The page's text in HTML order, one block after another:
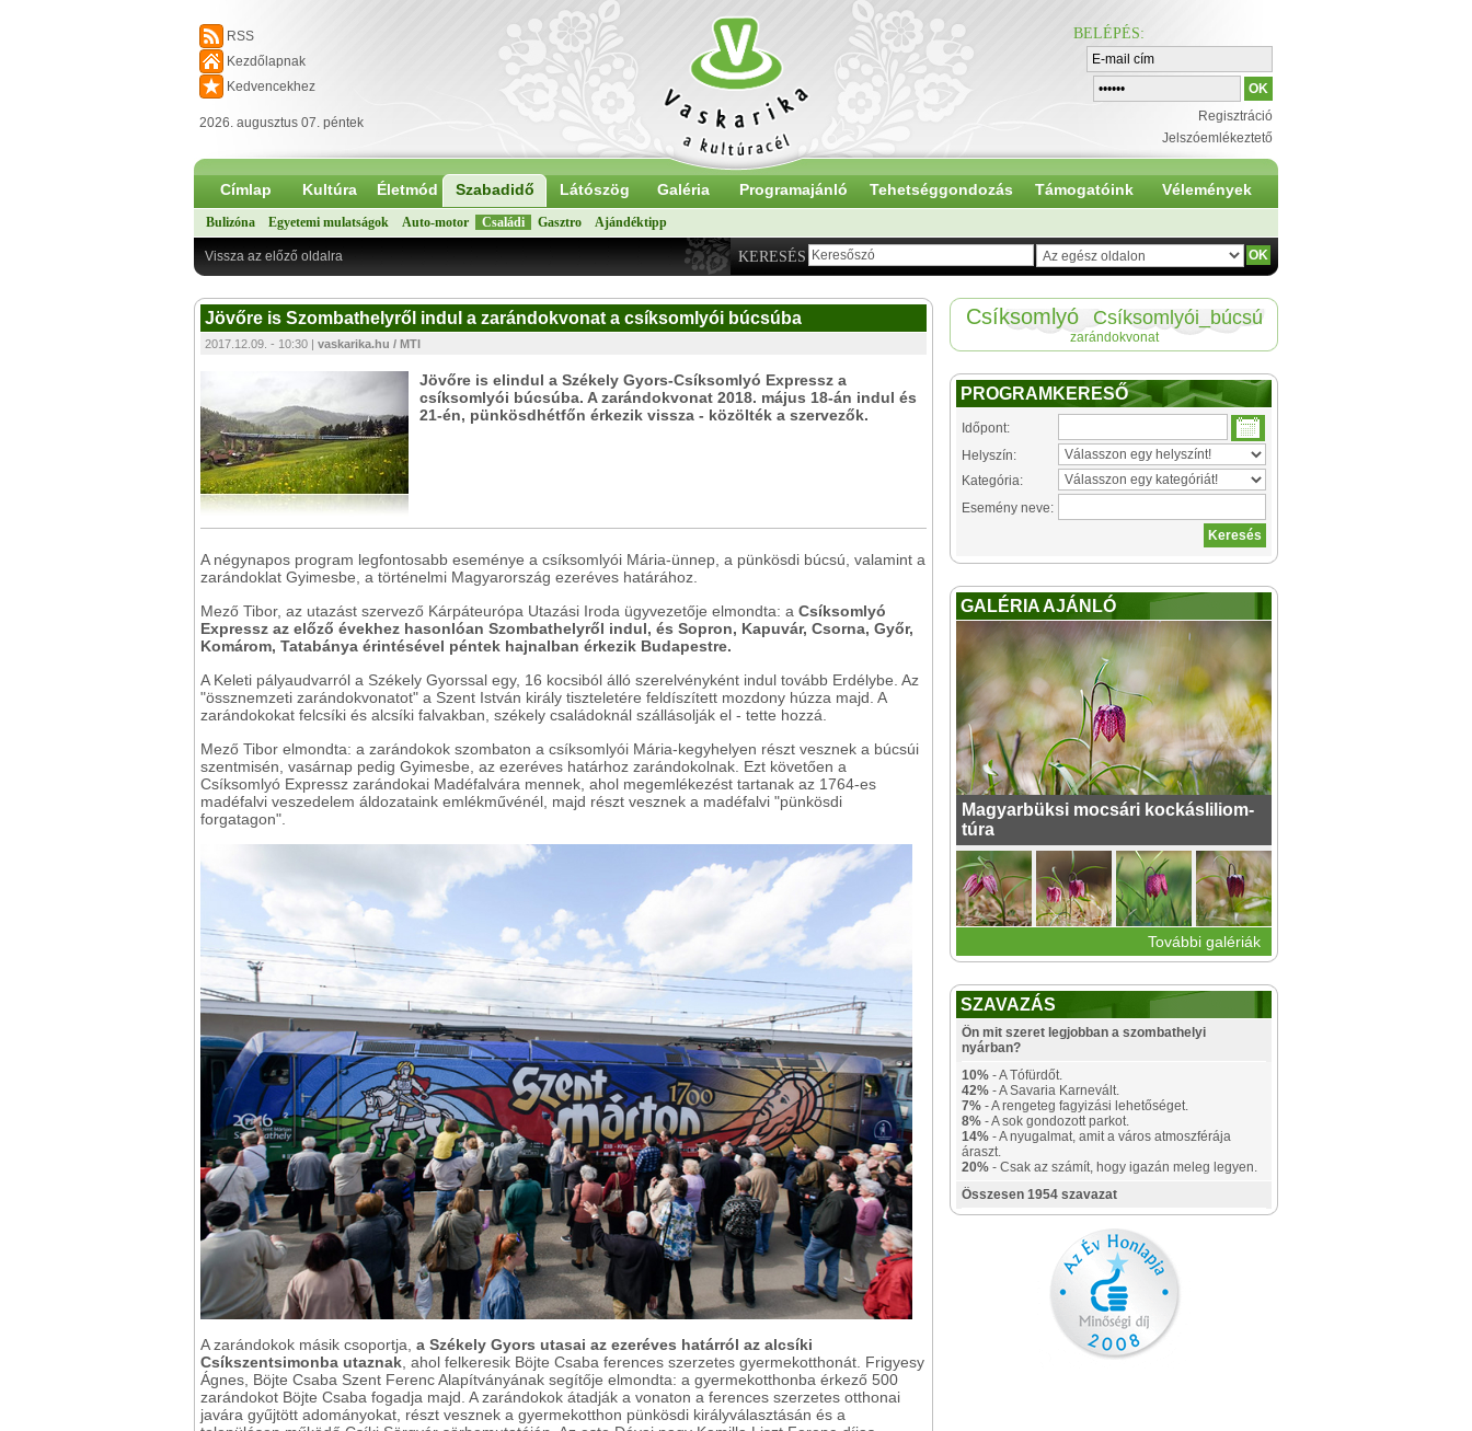
RSS
Kezdőlapnak
Kedvencekhez
2026. augusztus 07. péntek
BELÉPÉS:
Regisztráció
Jelszóemlékeztető
Címlap Kultúra Életmód Szabadidő Látószög Galéria Programajánló Tehetséggondozás Támogatóink Vélemények
Bulizóna Egyetemi mulatságok Auto-motor Családi Gasztro Ajándéktipp
KERESÉS
Vissza az előző oldalra
Jövőre is Szombathelyről indul a zarándokvonat a csíksomlyói búcsúba
2017.12.09. - 10:30 | vaskarika.hu / MTI
Jövőre is elindul a Székely Gyors-Csíksomlyó Expressz a
csíksomlyói búcsúba. A zarándokvonat 2018. május 18-án indul és
21-én, pünkösdhétfőn érkezik vissza - közölték a szervezők.
A négynapos program legfontosabb eseménye a csíksomlyói Mária-ünnep, a pünkösdi búcsú, valamint a
zarándoklat Gyimesbe, a történelmi Magyarország ezeréves határához.
Mező Tibor, az utazást szervező Kárpáteurópa Utazási Iroda ügyvezetője elmondta: a Csíksomlyó
Expressz az előző évekhez hasonlóan Szombathelyről indul, és Sopron, Kapuvár, Csorna, Győr,
Komárom, Tatabánya érintésével péntek hajnalban érkezik Budapestre.
A Keleti pályaudvarról a Székely Gyorssal egy, 16 kocsiból álló szerelvényként indul tovább Erdélybe. Az
"össznemzeti zarándokvonatot" a Szent István király tiszteletére feldíszített mozdony húzza majd. A
zarándokokat felcsíki és alcsíki falvakban, székely családoknál szállásolják el - tette hozzá.
Mező Tibor elmondta: a zarándokok szombaton a csíksomlyói Mária-kegyhelyen részt vesznek a búcsúi
szentmisén, vasárnap pedig Gyimesbe, az ezeréves határhoz zarándokolnak. Ezt követően a
Csíksomlyó Expressz zarándokai Madéfalvára mennek, ahol megemlékezést tartanak az 1764-es
madéfalvi veszedelem áldozataink emlékművénél, majd részt vesznek a madéfalvi "pünkösdi
forgatagon".
A zarándokok másik csoportja, a Székely Gyors utasai az ezeréves határról az alcsíki
Csíkszentsimonba utaznak , ahol felkeresik Böjte Csaba ferences szerzetes gyermekotthonát. Frigyesy
Ágnes, Böjte Csaba Szent Ferenc Alapítványának segítője elmondta: a gyermekotthonba érkező 500
zarándokot Böjte Csaba fogadja majd. A zarándokok átadják a vonaton a ferences szerzetes otthonai
javára gyűjtött adományokat, részt vesznek a gyermekotthon pünkösdi királyválasztásán és a
Csíksomlyó Csíksomlyói_búcsú
zarándokvonat
PROGRAMKERESŐ
Időpont:
Helyszín:
Kategória:
Esemény neve:
GALÉRIA AJÁNLÓ
Magyarbüksi mocsári kockásliliom-
túra
További galériák
SZAVAZÁS
Ön mit szeret legjobban a szombathelyi
nyárban?
10% - A Tófürdőt.
42% - A Savaria Karnevált.
7% - A rengeteg fagyizási lehetőséget.
8% - A sok gondozott parkot.
14% - A nyugalmat, amit a város atmoszférája
áraszt.
20% - Csak az számít, hogy igazán meleg legyen.
Összesen 1954 szavazat